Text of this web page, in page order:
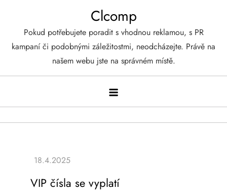
Clcomp
Pokud potřebujete poradit s vhodnou reklamou, s PR
kampaní či podobnými záležitostmi, neodcházejte. Právě na
našem webu jste na správném místě.
VIP čísla se vyplatí